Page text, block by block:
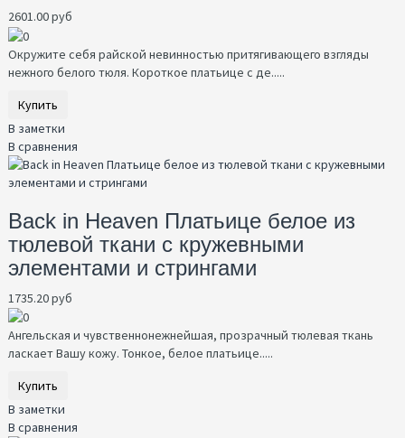
2601.00 руб
Окружите себя райской невинностью притягивающего взгляды
нежного белого тюля. Короткое платьице с де.....
Купить
В заметки
В сравнения
Back in Heaven Платьице белое из
тюлевой ткани с кружевными
элементами и стрингами
1735.20 руб
Ангельская и чувственнонежнейшая, прозрачный тюлевая ткань
ласкает Вашу кожу. Тонкое, белое платьице.....
Купить
В заметки
В сравнения